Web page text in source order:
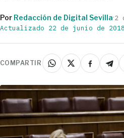
Por Redacción de Digital Sevilla·2
Actualizado 22 de junio de 2018
COMPARTIR